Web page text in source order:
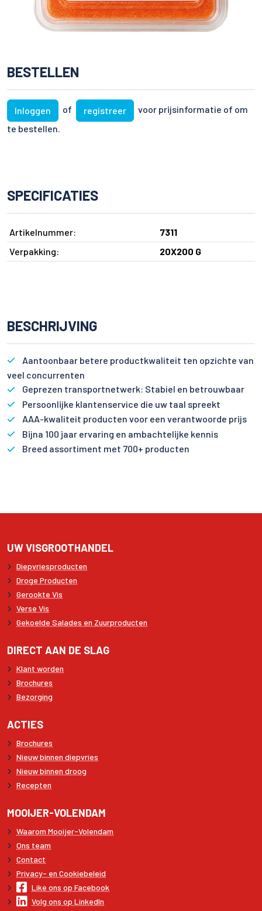
BESTELLEN
Inloggen of registreer
voor prijsinformatie of om
te bestellen.
SPECIFICATIES
Artikelnummer:
7311
Verpakking:
20X200 G
BESCHRIJVING
Aantoonbaar betere productkwaliteit ten opzichte van
veel concurrenten
Geprezen transportnetwerk: Stabiel en betrouwbaar
Persoonlijke klantenservice die uw taal spreekt
AAA-kwaliteit producten voor een verantwoorde prijs
Bijna 100 jaar ervaring en ambachtelijke kennis
Breed assortiment met 700+ producten
UW VISGROOTHANDEL
Diepvriesproducten
Droge Producten
Gerookte Vis
Verse Vis
Gekoelde Salades en Zuurproducten
DIRECT AAN DE SLAG
Klant worden
Brochures
Bezorging
ACTIES
Brochures
Nieuw binnen diepvries
Nieuw binnen droog
Recepten
MOOIJER-VOLENDAM
Waarom Mooijer-Volendam
Ons team
Contact
Privacy- en Cookiebeleid
Like ons op Facebook
Volg ons op LinkedIn